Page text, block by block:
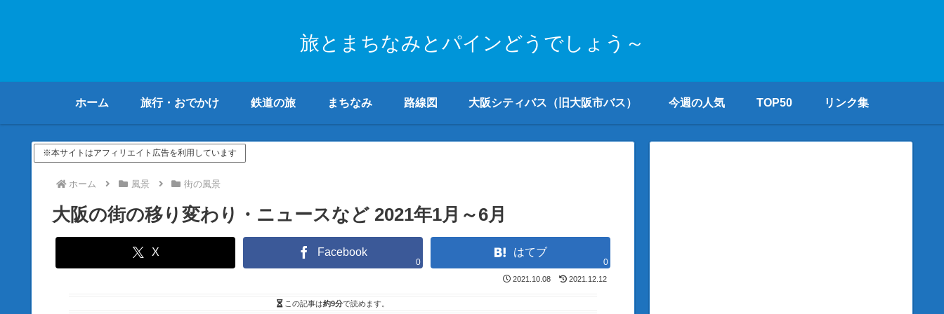
旅とまちなみとパインどうでしょう～
ホーム 旅行・おでかけ 鉄道の旅 まちなみ 路線図 大阪シティバス（旧大阪市バス） 今週の人気 TOP50 リンク集
※本サイトはアフィリエイト広告を利用しています
ホーム 風景 街の風景
大阪の街の移り変わり・ニュースなど 2021年1月～6月
X Facebook
0
はてブ
0
2021.10.08 2021.12.12
この記事は約9分で読めます。